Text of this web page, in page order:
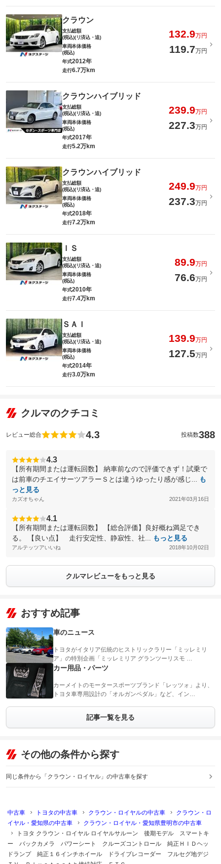
クラウン
支払総額
(税込)(リ済込・追)
132.9万円
車両本体価格
(税込)
119.7万円
年式2012年
走行6.7万km
クラウンハイブリッド
支払総額
(税込)(リ済込・追)
239.9万円
車両本体価格
(税込)
227.3万円
年式2017年
走行5.2万km
クラウンハイブリッド
支払総額
(税込)(リ済込・追)
249.9万円
車両本体価格
(税込)
237.3万円
年式2018年
走行7.2万km
ＩＳ
支払総額
(税込)(リ済込・追)
89.9万円
車両本体価格
(税込)
76.6万円
年式2010年
走行7.4万km
ＳＡＩ
支払総額
(税込)(リ済込・追)
139.9万円
車両本体価格
(税込)
127.5万円
年式2014年
走行3.0万km
クルマのクチコミ
レビュー総合 4.3 投稿数388
4.3
【所有期間または運転回数】 納車前なので評価できず！試乗で
は前車のチエイサーツアラーＳとは違うゆったり感が感じ...
も
っと見る
カズオちゃん 2021年03月16日
4.1
【所有期間または運転回数】 【総合評価】良好概ね満足でき
る。 【良い点】 走行安定性、静寂性、社...
もっと見る
アルテッツアいいね 2018年10月02日
クルマレビューをもっと見る
おすすめ記事
車のニュース
トヨタがイタリア伝統のヒストリックラリー「ミッレミリ
ア」の特別企画「ミッレミリア グランツーリスモ …
カー用品・パーツ
カーメイトのモータースポーツブランド「レッツォ」より、
トヨタ車専用設計の「オルガンペダル」など、イン…
記事一覧を見る
その他の条件から探す
同じ条件から「クラウン・ロイヤル」の中古車を探す
中古車 トヨタの中古車 クラウン・ロイヤルの中古車
クラウン・ロ
イヤル・愛知県の中古車
クラウン・ロイヤル・愛知県豊明市の中古車
トヨタ クラウン・ロイヤル ロイヤルサルーン 後期モデル スマートキ
ー バックカメラ パワーシート クルーズコントロール 純正ＨＩＤヘッ
ドランプ 純正１６インチホイール ドライブレコーダー フルセグ地デジ